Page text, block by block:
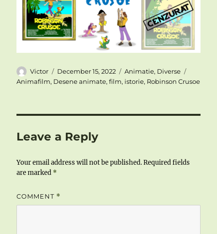
Author
Victor
Posted
on
December 15, 2022 Categories
Animatie, Diverse
Animafilm, Desene animate,film, istorie, Robinson Crusoe
Leave a Reply
Your email address will not be published. Required fields
are marked *
COMMENT *